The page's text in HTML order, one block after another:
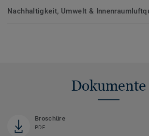
Nachhaltigkeit, Umwelt &
Dokumente
Broschüre
PDF